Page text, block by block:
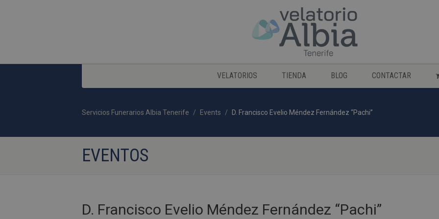
VELATORIOS TIENDA BLOG CONTACTAR
Servicios Funerarios Albia Tenerife Events D. Francisco Evelio Méndez Fernández “Pachi”
EVENTOS
D. Francisco Evelio Méndez Fernández “Pachi”